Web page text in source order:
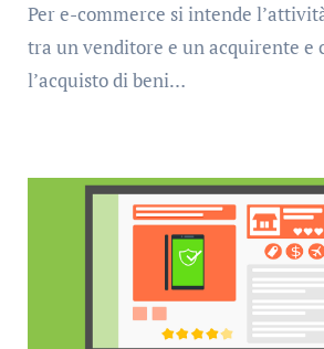
Per e-commerce si intende l’attività commerciale
tra un venditore e un acquirente e
l’acquisto di beni…